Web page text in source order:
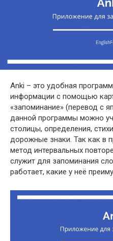
Anki – это удобная
информации с помощью
«запоминание» (перевод с
данной программы можно
столицы, определения,
дорожные знаки. Так как в
метод интервальных
служит для запоминания
работает, какие у неё